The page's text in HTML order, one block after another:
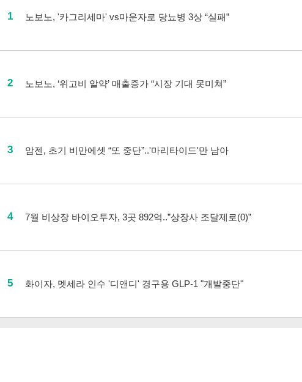
1 노보노, '카그리세마' vs마운자로 당뇨병 3상 “실패”
2 노보노, ‘위고비 알약’ 매출증가 “시장 기대 못미쳐”
3 암젠, 초기 비만에셋 “또 중단”..'마리타이드'만 남아
4 7월 비상장 바이오투자, 3곳 892억..”상장사 조달제로(0)”
5 화이자, 멧세라 인수 '디앤디' 경구용 GLP-1 "개발중단"